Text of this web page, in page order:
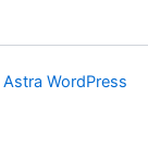
Astra WordPress